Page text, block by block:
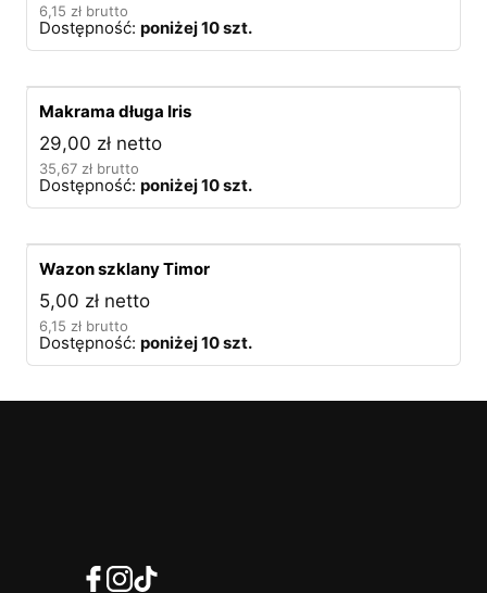
6,15 zł brutto
Dostępność: poniżej 10 szt.
Makrama długa Iris
29,00 zł netto
35,67 zł brutto
Dostępność: poniżej 10 szt.
Wazon szklany Timor
5,00 zł netto
6,15 zł brutto
Dostępność: poniżej 10 szt.